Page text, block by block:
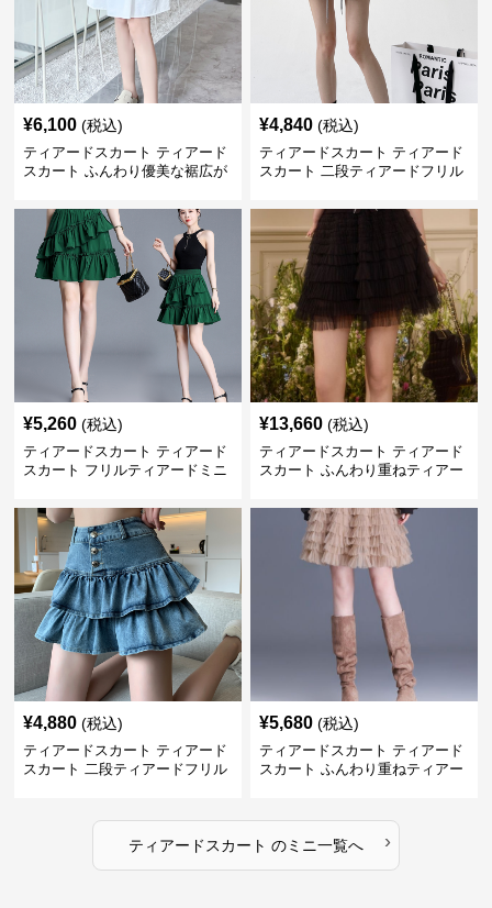
¥6,100 (税込)
ティアードスカート ティアード
スカート ふんわり優美な裾広が
¥4,840 (税込)
ティアードスカート ティアード
スカート 二段ティアードフリル
¥5,260 (税込)
ティアードスカート ティアード
スカート フリルティアードミニ
¥13,660 (税込)
ティアードスカート ティアード
スカート ふんわり重ねティアー
¥4,880 (税込)
ティアードスカート ティアード
スカート 二段ティアードフリル
¥5,680 (税込)
ティアードスカート ティアード
スカート ふんわり重ねティアー
ティアードスカート のミニ一覧へ ›